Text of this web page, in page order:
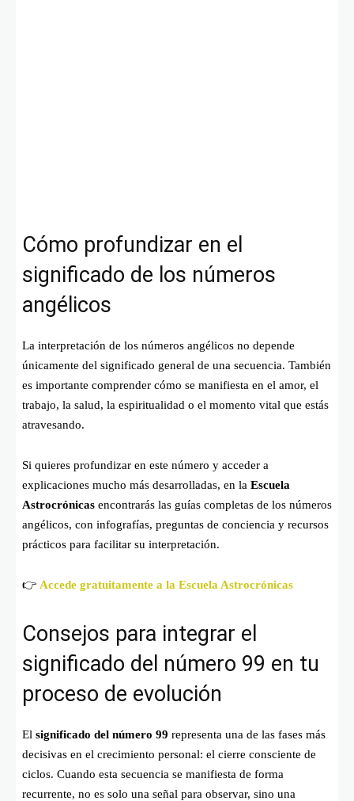
Cómo profundizar en el
significado de los números
angélicos
La interpretación de los números angélicos no depende
únicamente del significado general de una secuencia. También
es importante comprender cómo se manifiesta en el amor, el
trabajo, la salud, la espiritualidad o el momento vital que estás
atravesando.
Si quieres profundizar en este número y acceder a
explicaciones mucho más desarrolladas, en la Escuela
Astrocrónicas encontrarás las guías completas de los números
angélicos, con infografías, preguntas de conciencia y recursos
prácticos para facilitar su interpretación.
👉 Accede gratuitamente a la Escuela Astrocrónicas
Consejos para integrar el
significado del número 99 en tu
proceso de evolución
El significado del número 99 representa una de las fases más
decisivas en el crecimiento personal: el cierre consciente de
ciclos. Cuando esta secuencia se manifiesta de forma
recurrente, no es solo una señal para observar, sino una